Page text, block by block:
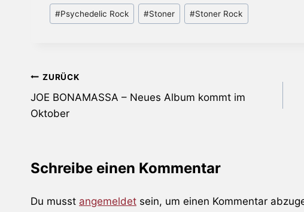
Schlagworte:
#Psychedelic Rock #Stoner #Stoner Rock
Beitragsnavigation
ZURÜCK
JOE BONAMASSA – Neues Album kommt im
Oktober
Schreibe einen Kommentar
Du musst angemeldet sein, um einen Kommentar